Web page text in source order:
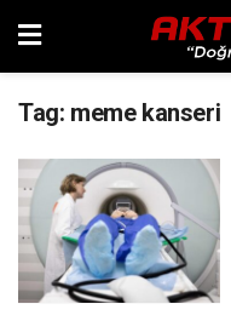
Tag: meme kanseri